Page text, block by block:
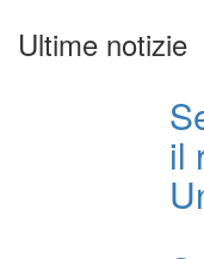
Ultime notizie
il